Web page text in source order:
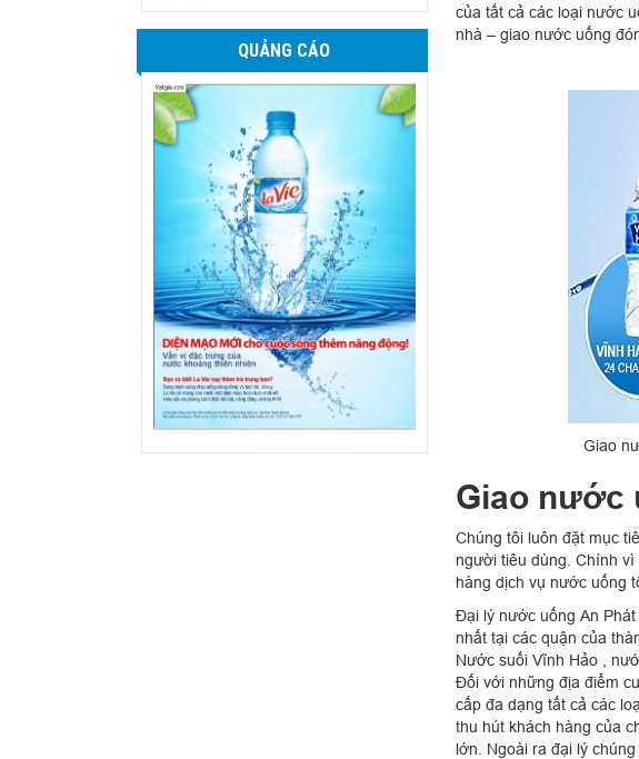
QUẢNG CÁO
của tất cả các loại nước
nhà – giao nước uống
Giao
Giao nước
Chúng tôi luôn đặt mục
người tiêu dùng. Chính
hàng dịch vụ nước uống
Đại lý nước uống An
nhất tại các quận của
Nước suối Vĩnh Hảo ,
Đối với những địa điểm
cấp đa dạng tất cả các
thu hút khách hàng của
lớn. Ngoài ra đại lý